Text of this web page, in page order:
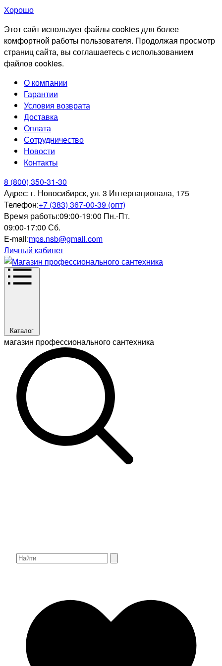
Хорошо
Этот сайт использует файлы cookies для более
комфортной работы пользователя. Продолжая просмотр
страниц сайта, вы соглашаетесь с использованием
файлов cookies.
О компании
Гарантии
Условия возврата
Доставка
Оплата
Сотрудничество
Новости
Контакты
8 (800) 350-31-30
Адрес: г. Новосибирск, ул. 3 Интернационала, 175
Телефон:+7 (383) 367-00-39 (опт)
Время работы:09:00-19:00 Пн.-Пт.
09:00-17:00 Сб.
E-mail:mps.nsb@gmail.com
Личный кабинет
Каталог
магазин профессионального сантехника